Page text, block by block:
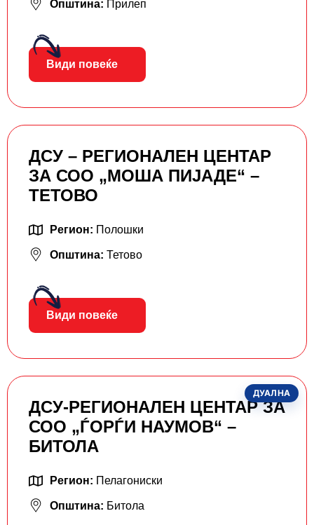
Општина: Прилеп
Види повеќе
ДСУ – РЕГИОНАЛЕН ЦЕНТАР
ЗА СОО „МОША ПИЈАДЕ“ –
ТЕТОВО
Регион: Полошки
Општина: Тетово
Види повеќе
ДУАЛНА
ДСУ-РЕГИОНАЛЕН ЦЕНТАР ЗА
СОО „ЃОРЃИ НАУМОВ“ –
БИТОЛА
Регион: Пелагониски
Општина: Битола